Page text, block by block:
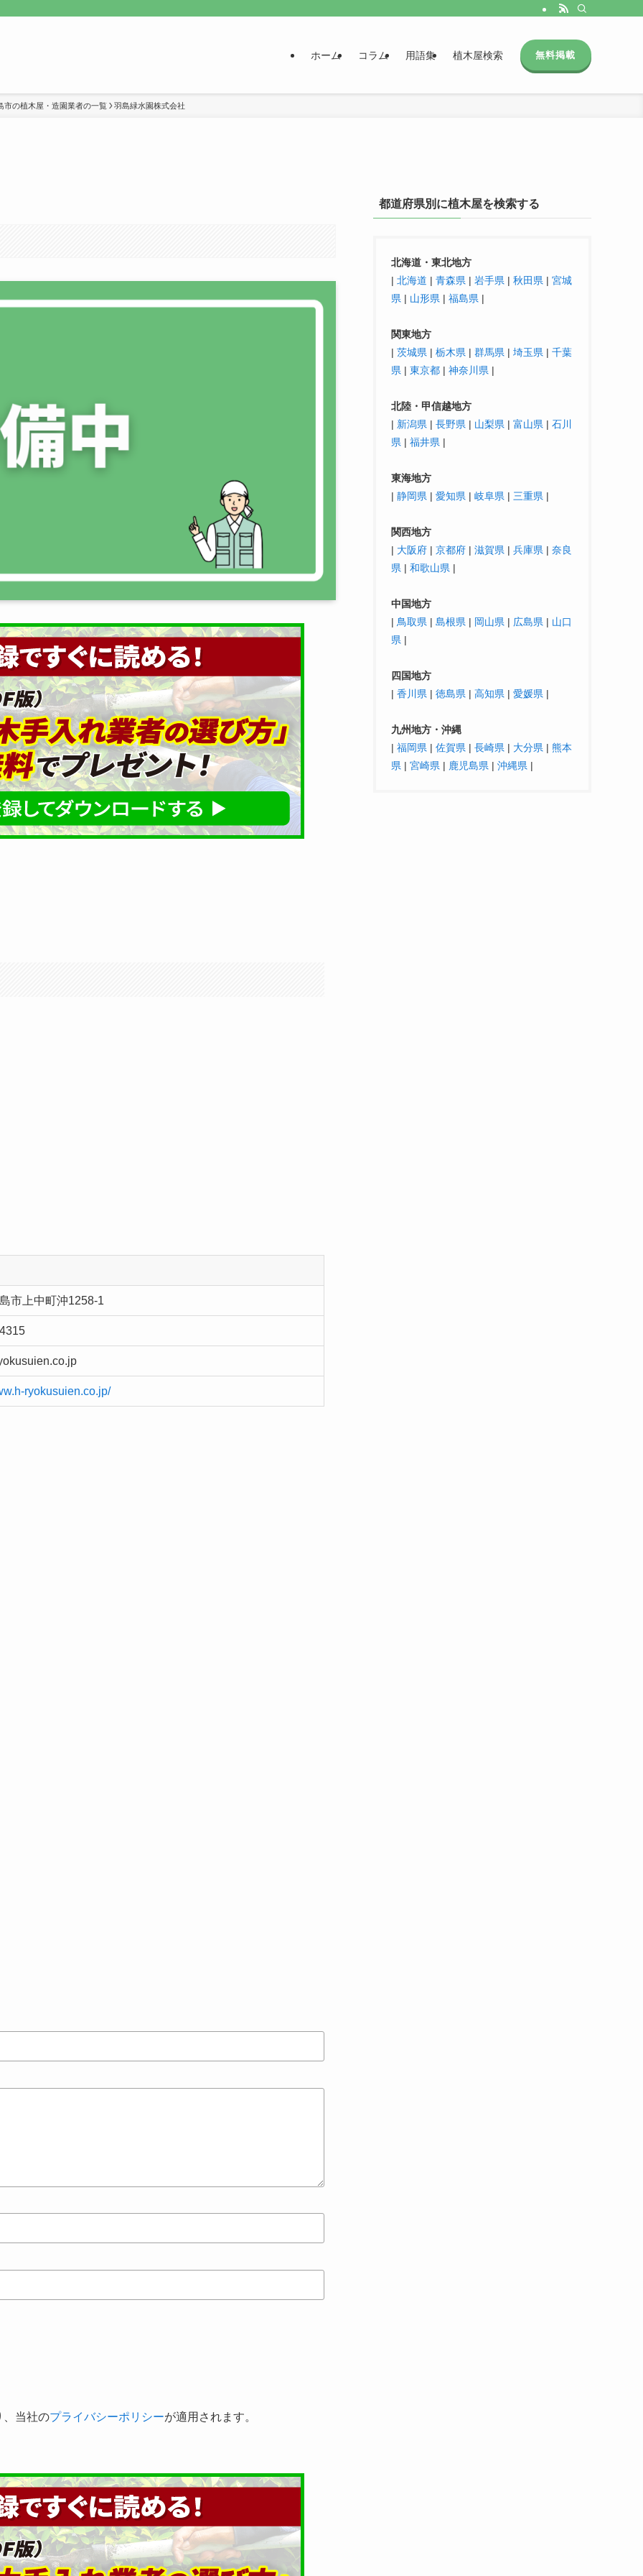
ホーム コラム 用語集 植木屋検索 無料掲載
市の植木屋・造園業者の一覧 羽島緑水園株式会社
市上中町沖1258-1
ryokusuien.co.jp/
、当社のプライバシーポリシーが適用されます。
都道府県別に植木屋を検索する
北海道・東北地方
| 北海道 | 青森県 | 岩手県 | 秋田県 | 宮城
県 | 山形県 | 福島県 |
関東地方
| 茨城県 | 栃木県 | 群馬県 | 埼玉県 | 千葉
県 | 東京都 | 神奈川県 |
北陸・ 甲信越地方
| 新潟県 | 長野県 | 山梨県 | 富山県 | 石川
県 | 福井県 |
東海地方
| 静岡県 | 愛知県 | 岐阜県 | 三重県 |
関西地方
| 大阪府 | 京都府 | 滋賀県 | 兵庫県 | 奈良
県 | 和歌山県 |
中国地方
| 鳥取県 | 島根県 | 岡山県 | 広島県 | 山口
県 |
四国地方
| 香川県 | 徳島県 | 高知県 | 愛媛県 |
九州地方・沖縄
| 福岡県 | 佐賀県 | 長崎県 | 大分県 | 熊本
県 | 宮崎県 | 鹿児島県 | 沖縄県 |